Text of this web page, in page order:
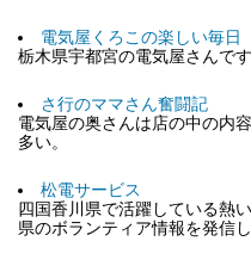
電気屋くろこの楽しい毎日
栃木県宇都宮の電気屋さんで
さ行のママさん奮闘記
電気屋の奥さんは店の中の内
多い。
松電サービス
四国香川県で活躍している熱
県のボランティア情報を発信